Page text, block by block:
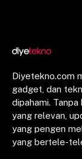
Diyetekno.com
gadget, dan
dipahami.
yang relevan,
yang pengen
yang bertele-